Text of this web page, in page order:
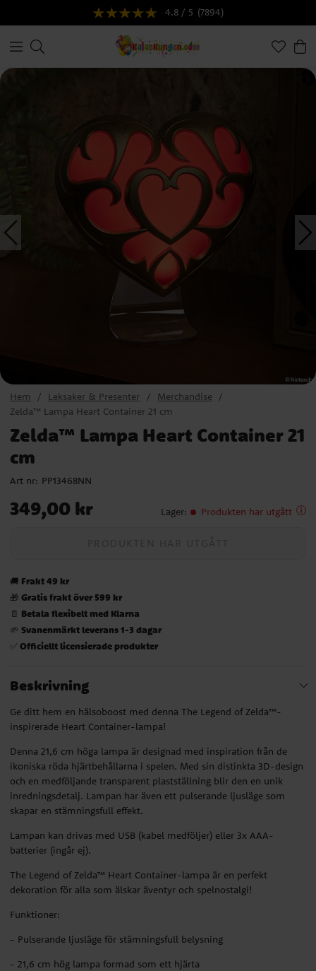
4.8 / 5 (7894)
Hem Leksaker & Presenter
Merchandise
Zelda™ Lampa Heart Container 21 cm
Zelda™ Lampa Heart Container 21
cm
Art nr: PP13468NN
Pris:349,00 kr
349,00 kr Lager: Produkten har utgått
🚚 Frakt 49 kr
🎁 Gratis frakt över 599 kr
📄 Betala flexibelt med Klarna
🌱 Svanenmärkt leverans 1-3 dagar
✅ Officiellt licensierade produkter
Beskrivning
Ge ditt hem en hälsoboost med denna The Legend of Zelda™-
inspirerade Heart Container-lampa!
Denna 21,6 cm höga lampa är designad med inspiration från de
ikoniska röda hjärtbehållarna i spelen. Med sin distinkta 3D-design
och en medföljande transparent plastställning blir den en unik
inredningsdetalj. Lampan har även ett pulserande ljusläge som
skapar en stämningsfull effekt.
Lampan kan drivas med USB (kabel medföljer) eller 3x AAA-
batterier (ingår ej).
The Legend of Zelda™ Heart Container-lampa är en perfekt
dekoration för alla som älskar äventyr och spelnostalgi!
Funktioner:
- Pulserande ljusläge för stämningsfull belysning
- 21,6 cm hög lampa formad som ett hjärta